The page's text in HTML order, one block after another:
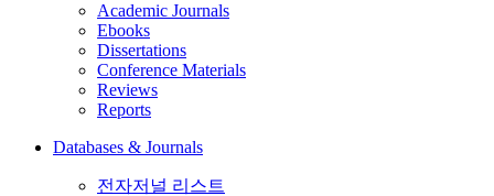
Academic Journals
Ebooks
Dissertations
Conference Materials
Reviews
Reports
Databases & Journals
전자저널 리스트